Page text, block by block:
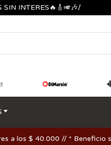
a los $ 40.000 // *